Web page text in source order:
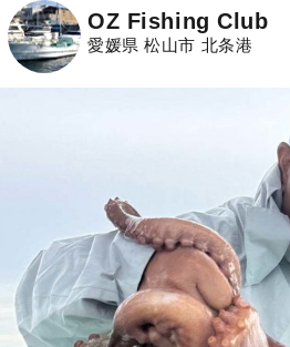
OZ Fishing Club
愛媛県 松山市 北条港